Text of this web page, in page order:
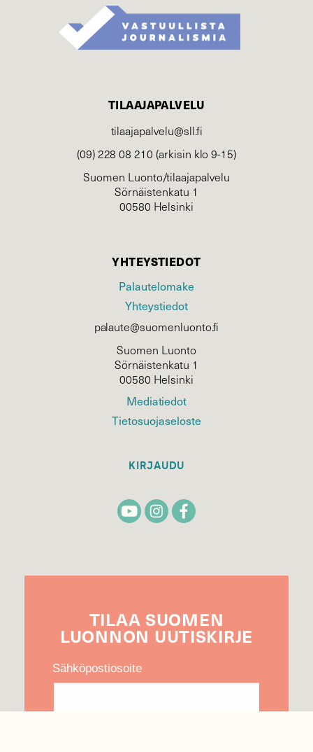
TILAAJAPALVELU
tilaajapalvelu@sll.fi
(09) 228 08 210 (arkisin klo 9-15)
Suomen Luonto/tilaajapalvelu
Sörnäistenkatu 1
00580 Helsinki
YHTEYSTIEDOT
Palautelomake
Yhteystiedot
palaute@suomenluonto.fi
Suomen Luonto
Sörnäistenkatu 1
00580 Helsinki
Mediatiedot
Tietosuojaseloste
KIRJAUDU
TILAA SUOMEN
LUONNON UUTIS­KIRJE
Sähköpostiosoite